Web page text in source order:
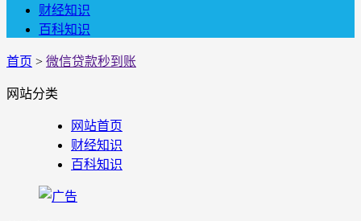
财经知识
百科知识
首页 > 微信贷款秒到账
网站分类
网站首页
财经知识
百科知识